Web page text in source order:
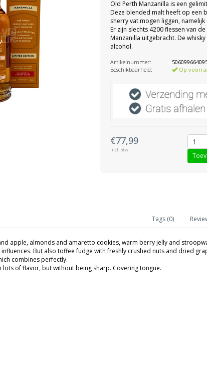
Old Perth Manzanilla is een
Deze blended malt heeft op een
sherry vat mogen liggen, namelijk
Er zijn slechts 4200 flessen van
Manzanilla uitgebracht. De
alcohol.
Artikelnummer:
Beschikbaarheid:
Op
€77,99
Incl. btw
Tags (0)
apple, almonds and amaretto cookies, warm berry jelly and
But also toffee fudge with freshly crushed nuts and dried
combines perfectly.
of flavor, but without being sharp. Covering tongue.